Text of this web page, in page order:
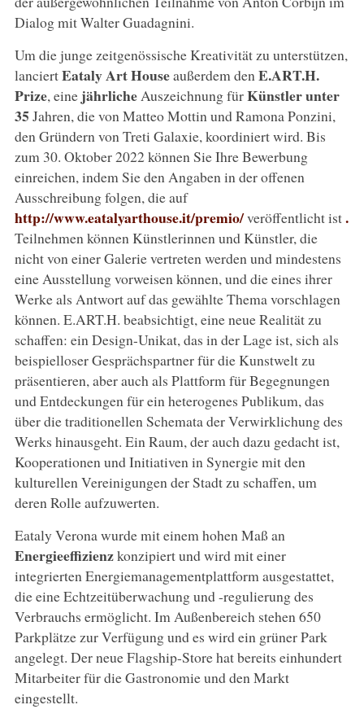
Dialog mit Walter Guadagnini.
Um die junge zeitgenössische Kreativität zu unterstützen,
lanciertEataly Art Houseaußerdem den E.ART.H.
Prize, einejährlicheAuszeichnung fürKünstler unter
35 Jahren, die von Matteo Mottin und Ramona Ponzini,
den Gründern von Treti Galaxie, koordiniert wird. Bis
zum 30. Oktober 2022 können Sie Ihre Bewerbung
einreichen, indem Sie den Angaben in der offenen
Ausschreibung folgen, die auf
http://www.eatalyarthouse.it/premio/veröffentlicht ist.
Teilnehmen können Künstlerinnen und Künstler, die
nicht von einer Galerie vertreten werden und mindestens
eine Ausstellung vorweisen können, und die eines ihrer
Werke als Antwort auf das gewählte Thema vorschlagen
können. E.ART.H. beabsichtigt, eine neue Realität zu
schaffen: ein Design-Unikat, das in der Lage ist, sich als
beispielloser Gesprächspartner für die Kunstwelt zu
präsentieren, aber auch als Plattform für Begegnungen
und Entdeckungen für ein heterogenes Publikum, das
über die traditionellen Schemata der Verwirklichung des
Werks hinausgeht. Ein Raum, der auch dazu gedacht ist,
Kooperationen und Initiativen in Synergie mit den
kulturellen Vereinigungen der Stadt zu schaffen, um
deren Rolle aufzuwerten.
Eataly Verona wurde mit einem hohen Maß an
Energieeffizienzkonzipiert und wird mit einer
integrierten Energiemanagementplattform ausgestattet,
die eine Echtzeitüberwachung und -regulierung des
Verbrauchs ermöglicht. Im Außenbereich stehen 650
Parkplätze zur Verfügung und es wird ein grüner Park
angelegt. Der neue Flagship-Store hat bereits einhundert
Mitarbeiter für die Gastronomie und den Markt
eingestellt.